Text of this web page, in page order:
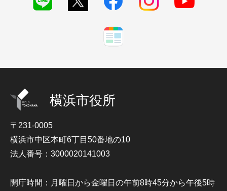
横浜市役所
〒231-0005
横浜市中区本町6丁目50番地の10
法人番号：3000020141003
開庁時間：月曜日から金曜日の午前8時45分から午後5時